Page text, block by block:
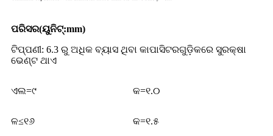
ପରିସର(ୟୁନିଟ୍:mm)
ଟିପ୍ପଣୀ: 6.3 ରୁ ଅଧିକ ବ୍ୟାସ ଥିବା କାପାସିଟରଗୁଡ଼ିକରେ ସୁରକ୍ଷା
ଭେଣ୍ଟ ଥାଏ
ଏଲ=୯ କ=୧.୦
ଳ≤୧୬ କ=୧.୫